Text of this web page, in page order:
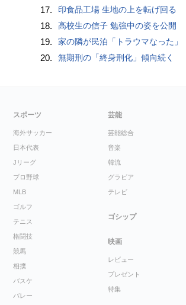
17. 印食品工場 生地の上を転げ回る
18. 高校生の信子 勉強中の姿を公開
19. 家の隣が民泊「トラウマなった」
20. 無期刑の「終身刑化」傾向続く
スポーツ
海外サッカー
日本代表
Jリーグ
プロ野球
MLB
ゴルフ
テニス
格闘技
競馬
相撲
バスケ
バレー
芸能
芸能総合
音楽
韓流
グラビア
テレビ
ゴシップ
映画
レビュー
プレゼント
特集